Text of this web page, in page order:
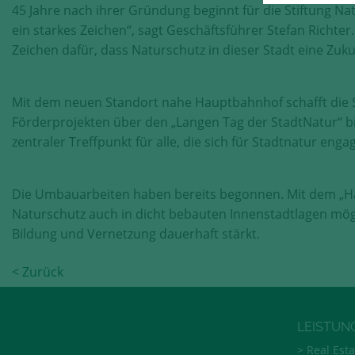
45 Jahre nach ihrer Gründung beginnt für die Stiftung
ein starkes Zeichen“, sagt Geschäftsführer Stefan
Zeichen dafür, dass Naturschutz in dieser Stadt eine
Mit dem neuen Standort nahe Hauptbahnhof schafft die
Förderprojekten über den „Langen Tag der StadtNatur“
zentraler Treffpunkt für alle, die sich für Stadtnatur
Die Umbauarbeiten haben bereits begonnen. Mit dem
Naturschutz auch in dicht bebauten Innenstadtlagen
Bildung und Vernetzung dauerhaft stärkt.
< Zurück
Real